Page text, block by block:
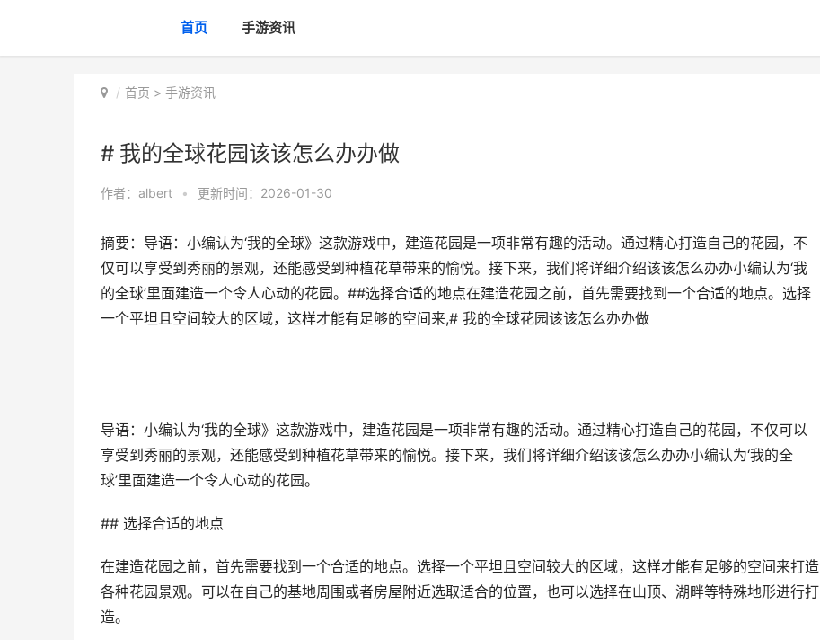
首页 手游资讯
首页 > 手游资讯
# 我的全球花园该该怎么办办做
作者： albert • 更新时间：2026-01-30
摘要：导语：小编认为‘我的全球》这款游戏中，建造花园是一项非常有趣的活动。通过精心打造自己的花园，不
仅可以享受到秀丽的景观，还能感受到种植花草带来的愉悦。接下来，我们将详细介绍该该怎么办办小编认为‘我
的全球’里面建造一个令人心动的花园。##选择合适的地点在建造花园之前，首先需要找到一个合适的地点。选择
一个平坦且空间较大的区域，这样才能有足够的空间来,# 我的全球花园该该怎么办办做
导语：小编认为‘我的全球》这款游戏中，建造花园是一项非常有趣的活动。通过精心打造自己的花园，不仅可以
享受到秀丽的景观，还能感受到种植花草带来的愉悦。接下来，我们将详细介绍该该怎么办办小编认为‘我的全
球’里面建造一个令人心动的花园。
## 选择合适的地点
在建造花园之前，首先需要找到一个合适的地点。选择一个平坦且空间较大的区域，这样才能有足够的空间来打造
各种花园景观。可以在自己的基地周围或者房屋附近选取适合的位置，也可以选择在山顶、湖畔等特殊地形进行打
造。